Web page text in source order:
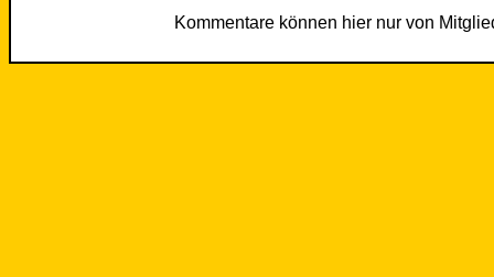
Kommentare können hier nur von